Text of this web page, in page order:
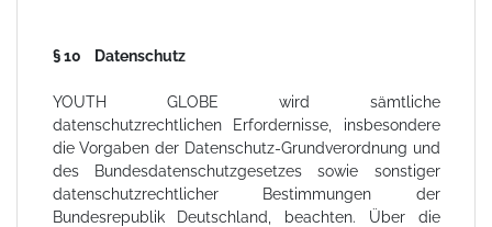
§ 10 Datenschutz
YOUTH GLOBE wird sämtliche
datenschutzrechtlichen Erfordernisse, insbesondere
die Vorgaben der Datenschutz-Grundverordnung und
des Bundesdatenschutzgesetzes sowie sonstiger
datenschutzrechtlicher Bestimmungen der
Bundesrepublik Deutschland, beachten. Über die